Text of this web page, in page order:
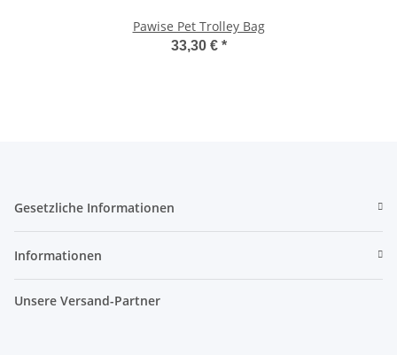
Pawise Pet Trolley Bag
33,30 € *
Gesetzliche Informationen
Informationen
Unsere Versand-Partner